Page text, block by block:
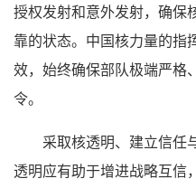
授权发射和意外发射，确保
靠的状态。中国核力量的指
效，始终确保部队极端严格
令。
采取核透明、建立信任
透明应有助于增进战略互信